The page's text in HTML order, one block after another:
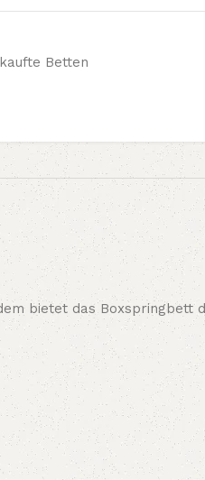
Betten
bietet das Boxspringbett